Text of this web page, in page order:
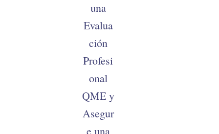
una
Evalua
ción
Profesi
onal
QME y
Asegur
e una